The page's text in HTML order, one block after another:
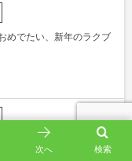
めでたい、新年のラクブ
ースやツリー
検索
次へ